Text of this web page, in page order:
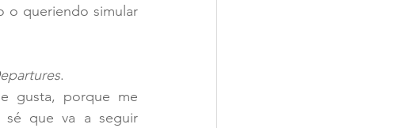
o queriendo simular
.
gusta, porque me
sé que va a seguir